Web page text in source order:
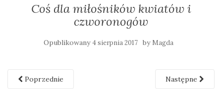
Coś dla miłośników kwiatów i
czworonogów
Opublikowany4 sierpnia 2017 by Magda
Poprzednie Następne